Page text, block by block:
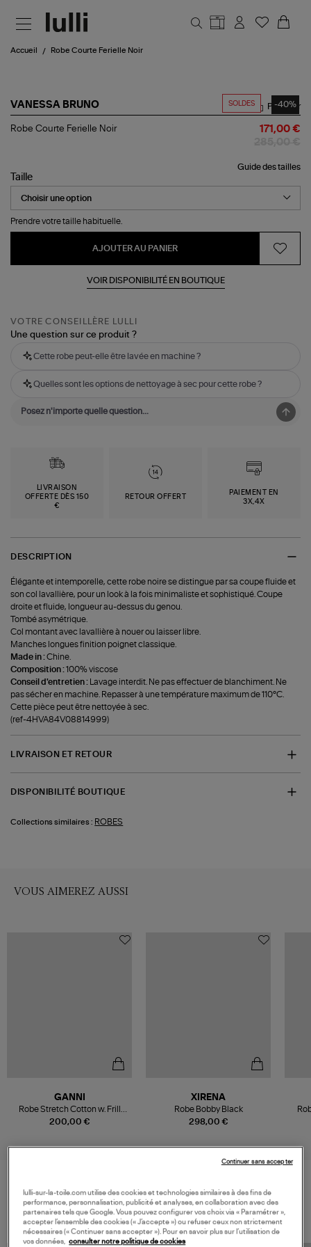
Accueil Robe Courte Ferielle Noir
SOLDES -40%
VANESSA BRUNO
Robe
Partager
Robe Courte Ferielle Noir 171,00 €
Guide des tailles
Taille
Prendre votre taille habituelle.
AJOUTER AU PANIER
VOIR DISPONIBILITÉ EN BOUTIQUE
VOTRE CONSEILLÈRE LULLI
Une question sur ce produit ?
Cette robe peut-elle être lavée en machine ?
Quelles sont les options de nettoyage à sec pour cette robe ?
LIVRAISON
OFFERTE DÈS 150
€
RETOUR OFFERT
PAIEMENT EN
3X,4X
DESCRIPTION
Élégante et intemporelle, cette robe noire se distingue par sa coupe fluide et
son col lavallière, pour un look à la fois minimaliste et sophistiqué. Coupe
droite et fluide, longueur au-dessus du genou.
Tombé asymétrique.
Col montant avec lavallière à nouer ou laisser libre.
Manches longues finition poignet classique.
Made in :Chine.
Composition :100% viscose
Conseil d'entretien : Lavage interdit. Ne pas effectuer de blanchiment. Ne
pas sécher en machine. Repasser à une température maximum de 110°C.
Cette pièce peut être nettoyée à sec.
(ref-4HVA84V08814999)
LIVRAISON ET RETOUR
DISPONIBILITÉ BOUTIQUE
Collections similaires : ROBES
VOUS AIMEREZ AUSSI
200,00 €
GANNI
Robe Stretch Cotton w. Frill
Noir
298,00 €
XIRENA
Robe Bobby Black
VOS DERNIERS PRODUITS VUS
lulli-sur-la-toile.com utilise des cookies et technologies similaires à des fins de
performance, personnalisation, publicité et analyses, en collaboration avec des
partenaires tels que Google. Vous pouvez configurer vos choix via « Paramétrer »,
accepter l’ensemble des cookies (« J’accepte ») ou refuser ceux non strictement
nécessaires (« Continuer sans accepter »). Pour en savoir plus sur l’utilisation de
vos données, consulter notre politique de cookies
Continuer sans accepter